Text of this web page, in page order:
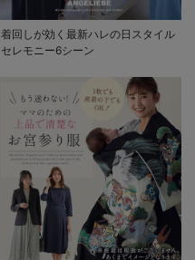
着回しが効く最新ハレの日スタイル
セレモニー6シーン